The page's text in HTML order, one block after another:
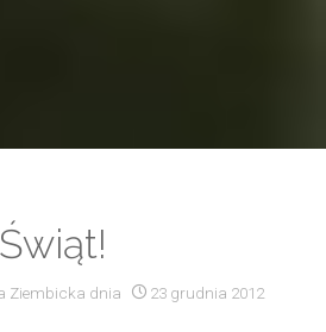
Ziembicka dnia 23 grudnia 2012